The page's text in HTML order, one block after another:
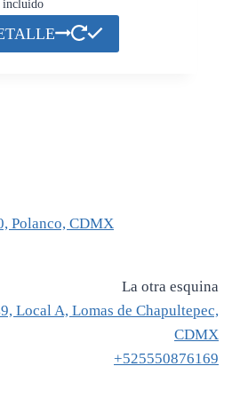
producto
la
página
producto
Polanco, CDMX
La otra esquina
Local A, Lomas de Chapultepec,
CDMX
+525550876169